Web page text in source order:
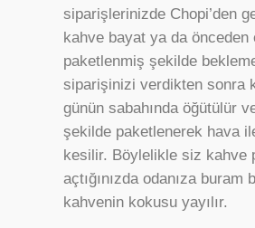
siparişlerinizde Chopi’den
kahve bayat ya da önceden
paketlenmiş şekilde
siparişinizi verdikten sonra
günün sabahında öğütülür
şekilde paketlenerek hava
kesilir. Böylelikle siz kahve
açtığınızda odanıza buram
kahvenin kokusu yayılır.